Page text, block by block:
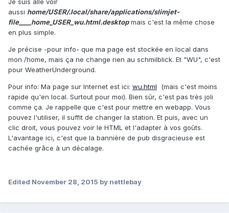
Je suis allé voir
aussi home/USER/.local/share/applications/slimjet-
file____home_USER_wu.html.desktopmais c'est la même chose
en plus simple.
Je précise -pour info- que ma page est stockée en local dans
mon /home, mais ça ne change rien au schmilblick. Et "WU", c'est
pour WeatherUnderground.
Pour info: Ma page sur Internet est ici: wu.html (mais c'est moins
rapide qu'en local. Surtout pour moi). Bien sûr, c'est pas très joli
comme ça. Je rappelle que c'est pour mettre en webapp. Vous
pouvez l'utiliser, il suffit de changer la station. Et puis, avec un
clic droit, vous pouvez voir le HTML et l'adapter à vos goûts.
L'avantage ici, c'est que la bannière de pub disgracieuse est
cachée grâce à un décalage.
Edited November 28, 2015 by nettlebay